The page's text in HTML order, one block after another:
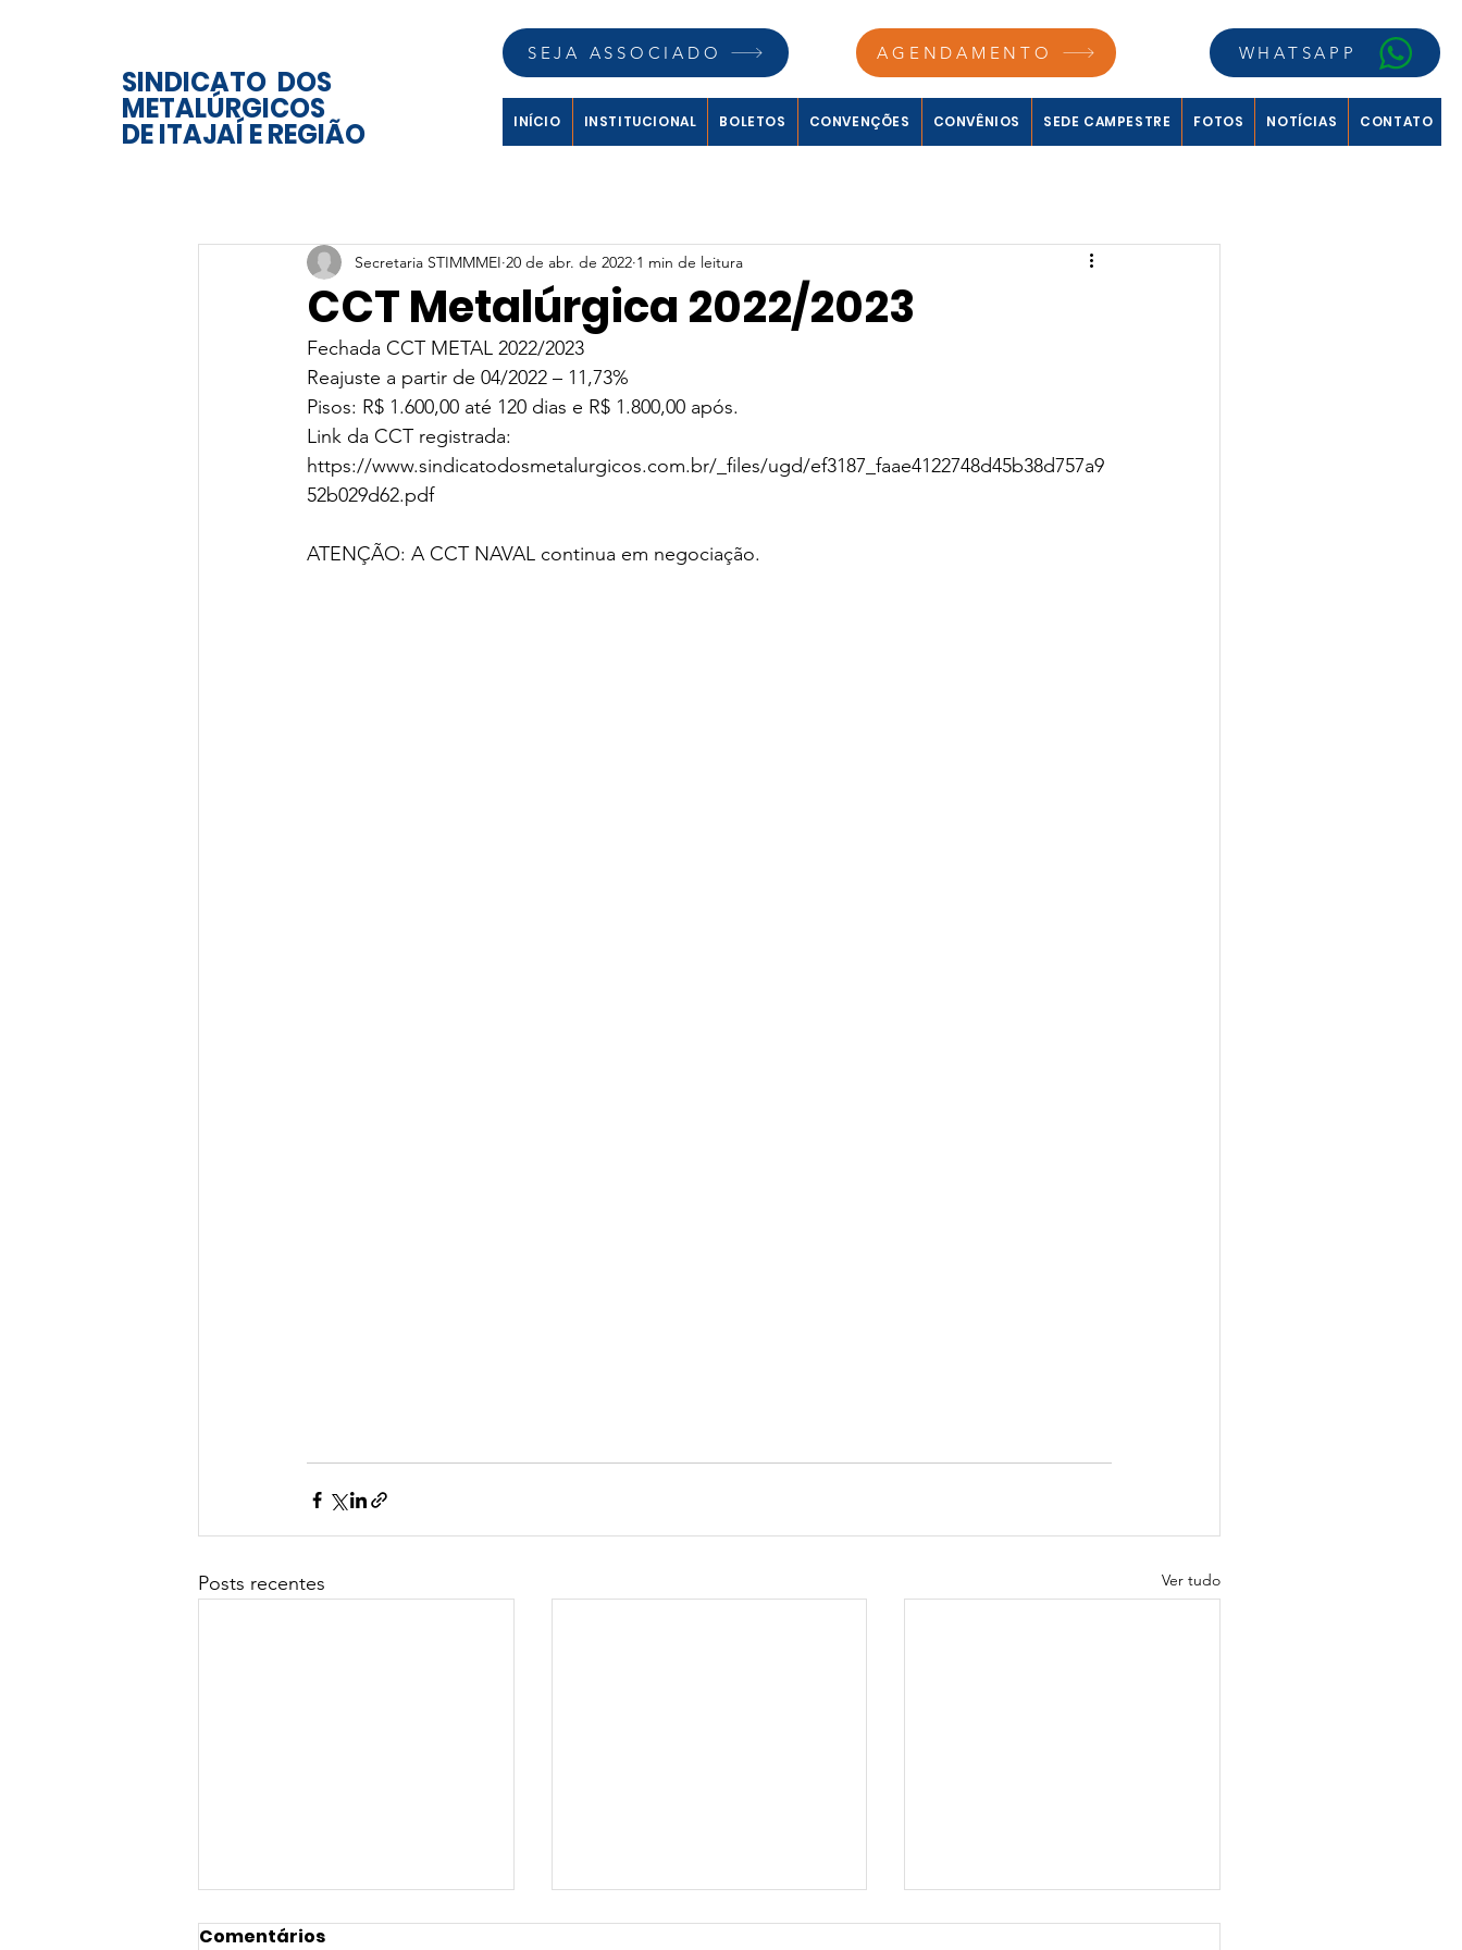
SINDICATO DOS
METALÚRGICOS
DE ITAJAÍ E REGIÃO
SEJA ASSOCIADO AGENDAMENTO WHATSAPP
INÍCIO INSTITUCIONAL BOLETOS CONVENÇÕES CONVÊNIOS SEDE CAMPESTRE FOTOS NOTÍCIAS CONTATO
CCT Metalúrgica 2022/2023
Secretaria STIMMMEI 20 de abr. de 2022 1 min de leitura
Fechada CCT METAL 2022/2023
Reajuste a partir de 04/2022 – 11,73%
Pisos: R$ 1.600,00 até 120 dias e R$ 1.800,00 após.
Link da CCT registrada:
https://www.sindicatodosmetalurgicos.com.br/_files/ugd/ef3187_faae4122748d45b38d757a9
52b029d62.pdf
ATENÇÃO: A CCT NAVAL continua em negociação.
Posts recentes Ver tudo
Comentários